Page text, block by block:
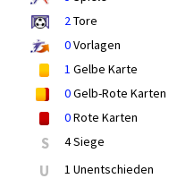
2 Tore
0Vorlagen
1 Gelbe Karte
0Gelb-Rote Karten
0Rote Karten
S 4 Siege
U 1 Unentschieden